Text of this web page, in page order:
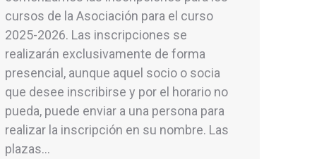
cursos de la Asociación para el curso
2025-2026. Las inscripciones se
realizarán exclusivamente de forma
presencial, aunque aquel socio o socia
que desee inscribirse y por el horario no
pueda, puede enviar a una persona para
realizar la inscripción en su nombre. Las
plazas…